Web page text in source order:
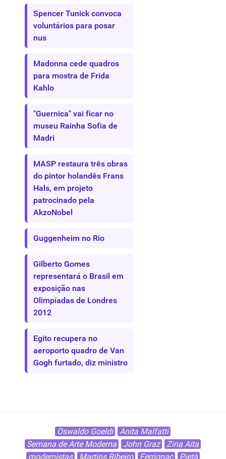
Spencer Tunick convoca
voluntários para posar
nus
Madonna cede quadros
para mostra de Frida
Kahlo
"Guernica" vai ficar no
museu Rainha Sofia de
Madri
MASP restaura três obras
do pintor holandês Frans
Hals, em projeto
patrocinado pela
AkzoNobel
Guggenheim no Rio
Gilberto Gomes
representará o Brasil em
exposição nas
Olimpíadas de Londres
2012
Egito recupera no
aeroporto quadro de Van
Gogh furtado, diz ministro
Oswaldo Goeldi
Anita Malfatti
Semana de Arte Moderna
John Graz
Zina Aita
modernistas
Martins Ribeiro Ferrignac Pietà